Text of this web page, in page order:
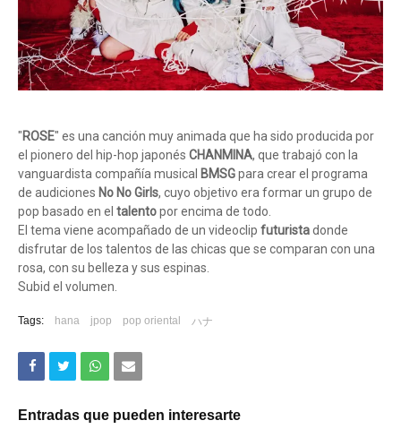
"ROSE" es una canción muy animada que ha sido producida por
el pionero del hip-hop japonés CHANMINA, que trabajó con la
vanguardista compañía musical BMSGpara crear el programa
de audiciones No No Girls, cuyo objetivo era formar un grupo de
pop basado en el talentopor encima de todo.
El tema viene acompañado de un videoclip futuristadonde
disfrutar de los talentos de las chicas que se comparan con una
rosa, con su belleza y sus espinas.
Subid el volumen.
Tags: hana jpop pop oriental ハナ
Entradas que pueden interesarte